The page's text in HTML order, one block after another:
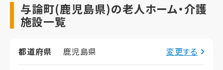
与論町(鹿児島県)の老人ホーム・介護
施設一覧
都道府県 鹿児島県 変更する